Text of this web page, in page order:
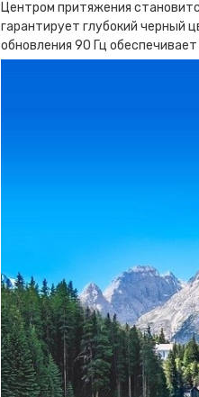
Центром притяжения
гарантирует глубокий черный
обновления 90 Гц